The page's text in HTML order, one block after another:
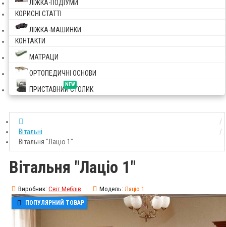
ЛІЖКА-ПОДІУМИ
КОРИСНІ СТАТТІ
ЛІЖКА-МАШИНКИ
КОНТАКТИ
МАТРАЦИ
ОРТОПЕДИЧНІ ОСНОВИ
NEW
ПРИСТАВНИЙ СТОЛИК
Вітальні
Вітальня "Лаціо 1"
Вітальня "Лаціо 1"
Виробник: Світ Меблів Модель: Лаціо 1
ПОПУЛЯРНИЙ ТОВАР